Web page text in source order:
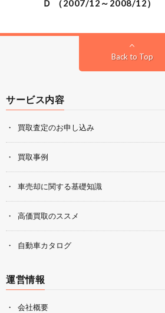
Ｄ （2007/12～2008/12）
Back to Top
サービス内容
買取査定のお申し込み
買取事例
車売却に関する基礎知識
高価買取のススメ
自動車カタログ
運営情報
会社概要